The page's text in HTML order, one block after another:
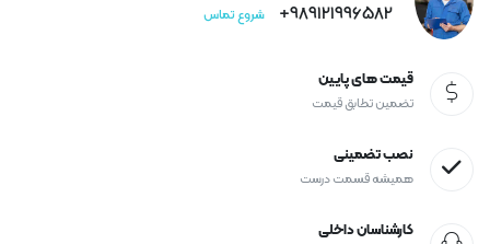
989121996582+ شروع تماس
قیمت های پایین
تضمین تطابق قیمت
نصب تضمینی
همیشه قسمت درست
کارشناسان داخلی